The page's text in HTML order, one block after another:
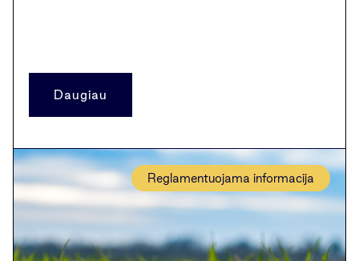
Daugiau
Reglamentuojama informacija